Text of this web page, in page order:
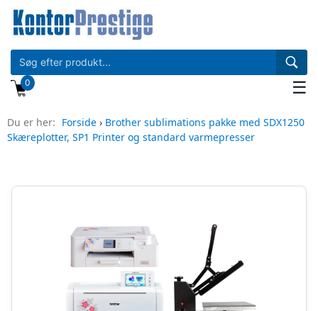
0 ☰
Du er her: Forside › Brother sublimations pakke med SDX1250
Skæreplotter, SP1 Printer og standard varmepresser